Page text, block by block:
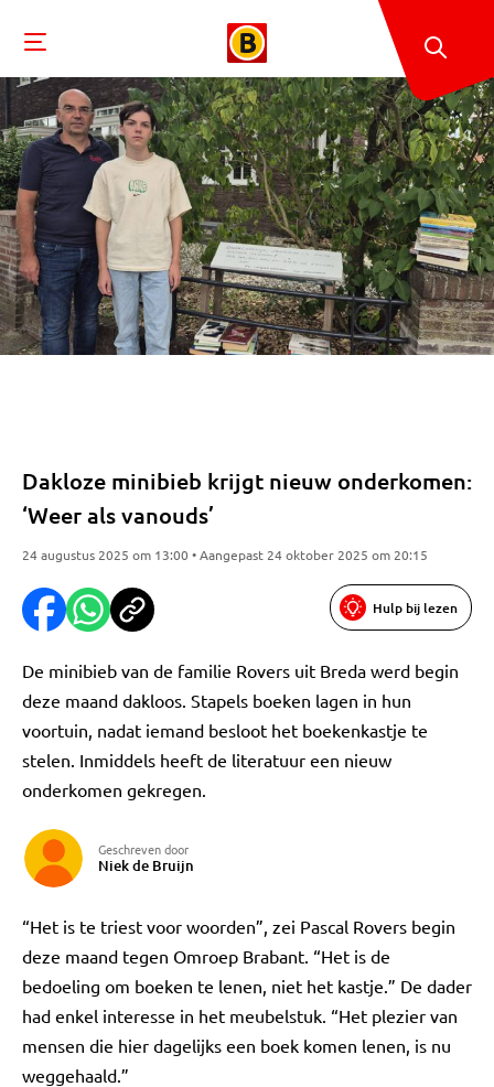
Dakloze minibieb krijgt nieuw onderkomen:
‘Weer als vanouds’
24 augustus 2025 om 13:00 • Aangepast 24 oktober 2025 om 20:15
Hulp bij lezen
De minibieb van de familie Rovers uit Breda werd begin
deze maand dakloos. Stapels boeken lagen in hun
voortuin, nadat iemand besloot het boekenkastje te
stelen. Inmiddels heeft de literatuur een nieuw
onderkomen gekregen.
Geschreven door
Niek de Bruijn
“Het is te triest voor woorden”, zei Pascal Rovers begin
deze maand tegen Omroep Brabant. “Het is de
bedoeling om boeken te lenen, niet het kastje.” De dader
had enkel interesse in het meubelstuk. “Het plezier van
mensen die hier dagelijks een boek komen lenen, is nu
weggehaald.”